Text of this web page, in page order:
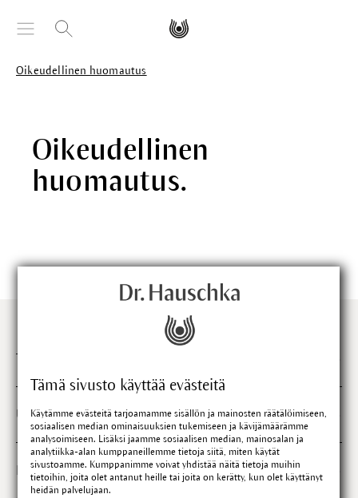
Tämä sivusto käyttää evästeitä
Käytämme evästeitä tarjoamamme sisällön ja mainosten räätälöimiseen,
sosiaalisen median ominaisuuksien tukemiseen ja kävijämäärämme
analysoimiseen. Lisäksi jaamme sosiaalisen median, mainosalan ja
analytiikka-alan kumppaneillemme tietoja siitä, miten käytät
sivustoamme. Kumppanimme voivat yhdistää näitä tietoja muihin
tietoihin, joita olet antanut heille tai joita on kerätty, kun olet käyttänyt
heidän palvelujaan.
Oikeudellinen huomautus
Oikeudellinen
huomautus.
Tietoa meistä
Uutiset
Dr. Hauschka lähelläsi